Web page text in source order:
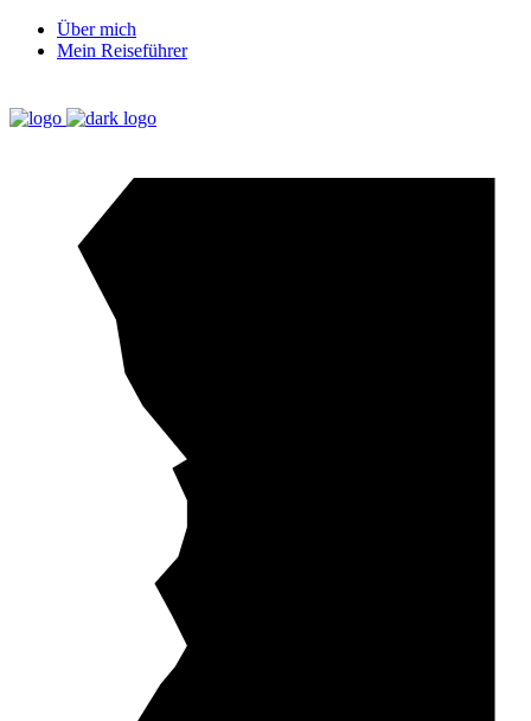
Über mich
Mein Reiseführer